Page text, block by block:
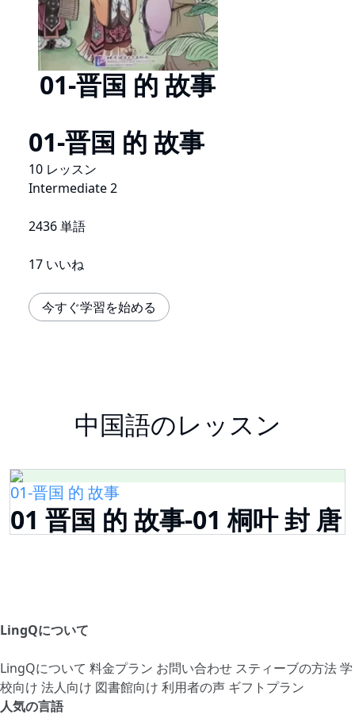
01-晋国 的 故事
01-晋国 的 故事
10 レッスン
Intermediate 2
2436 単語
17 いいね
今すぐ学習を始める
中国語のレッスン
01-晋国 的 故事
01 晋国 的 故事-01 桐叶 封 唐
LingQについて
LingQについて 料金プラン お問い合わせ スティーブの方法学
校向け 法人向け 図書館向け 利用者の声 ギフトプラン
人気の言語